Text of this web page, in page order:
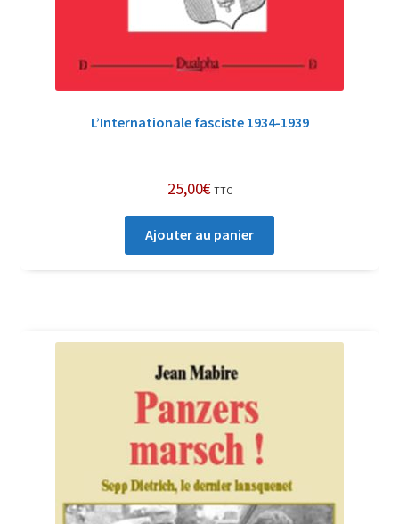
L’Internationale fasciste 1934-1939
25,00€ TTC
Ajouter au panier